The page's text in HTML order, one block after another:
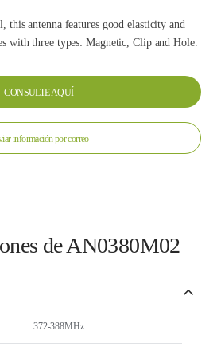
this antenna features good elasticity and
with three types: Magnetic, Clip and Hole.
CONSULTE AQUÍ
información por correo
de AN0380M02
372-388MHz